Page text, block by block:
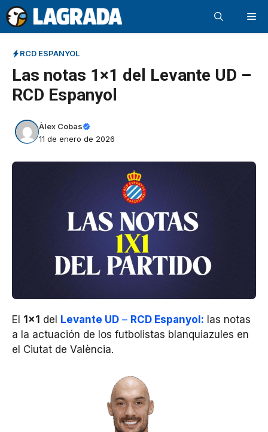
Saltar
al
contenido
RCD ESPANYOL
Las notas 1×1 del Levante UD –
RCD Espanyol
Àlex Cobas
11 de enero de 2026
El 1×1 del Levante UD – RCD Espanyol: las notas
a la actuación de los futbolistas blanquiazules en
el Ciutat de València.